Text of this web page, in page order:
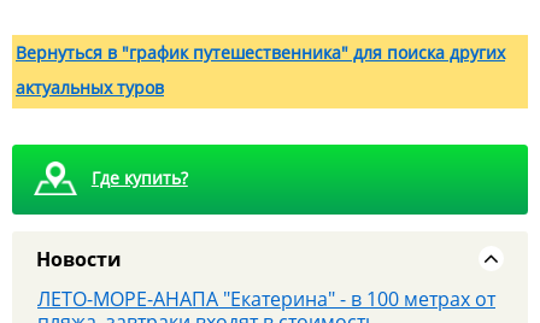
Вернуться в "график путешественника" для поиска других
актуальных туров
Где купить?
Новости
которую вы запомните
ЛЕТО-МОРЕ-АНАПА "Екатерина" - в 100 метрах от